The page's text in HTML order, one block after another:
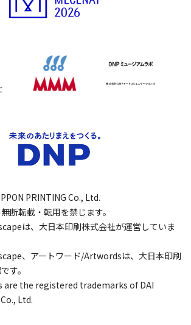
PRINTING Co., Ltd.
断転載・転用を禁じます。
は、大日本印刷株式会社が運営していま
、アートワード/Artwordsは、大日本印刷
す。
are the registered trademarks of DAI
Ltd.